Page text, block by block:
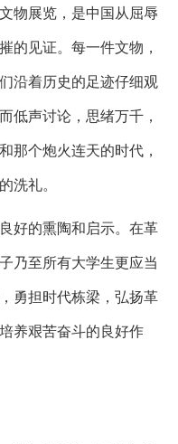
物展览，是中国从屈辱
的见证。每一件文物，
沿着历史的足迹仔细观
低声讨论，思绪万千，
那个炮火连天的时代，
洗礼。
好的熏陶和启示。在革
乃至所有大学生更应当
勇担时代栋梁，弘扬革
养艰苦奋斗的良好作